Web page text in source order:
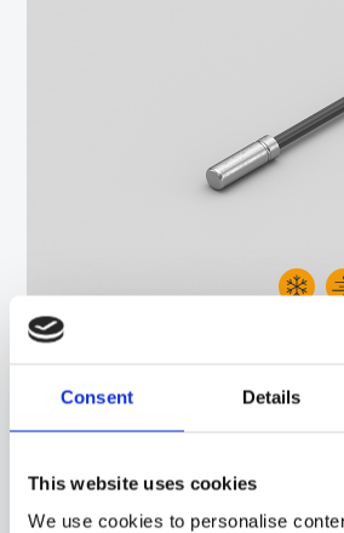
Consent Details
This website uses cookies
We use cookies to personalise
15CA30
ADATTA PER IL RILEVAMENTO DELLA TEMPERATURA